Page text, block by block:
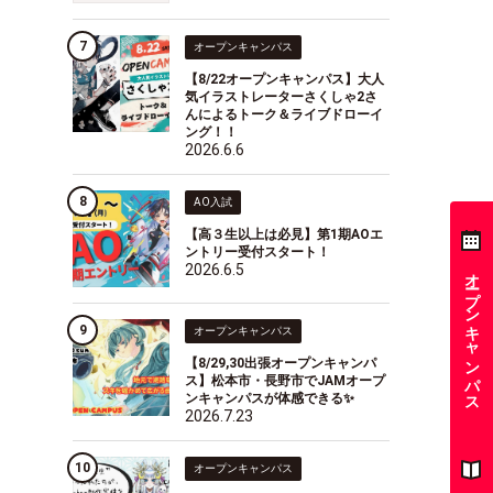
オープンキャンパス
【8/22オープンキャンパス】大人
気イラストレーターさくしゃ2さ
んによるトーク＆ライブドローイ
ング！！
2026.6.6
AO入試
【高３生以上は必見】第1期AOエ
ントリー受付スタート！
2026.6.5
オープンキャンパス
【8/29,30出張オープンキャンパ
ス】松本市・長野市でJAMオープ
ンキャンパスが体感できる✨
2026.7.23
オープンキャンパス
オープンキャンパス